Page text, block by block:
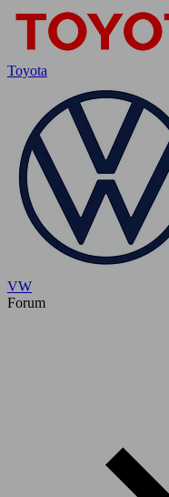
Toyota
VW
Forum